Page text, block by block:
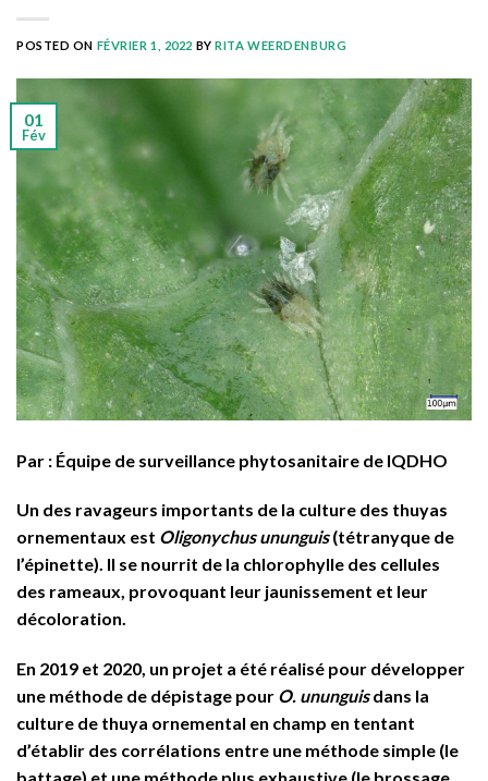
POSTED ON FÉVRIER 1, 2022 BYRITA WEERDENBURG
01
Fév
Par : Équipe de surveillance phytosanitaire de IQDHO
Un des ravageurs importants de la culture des thuyas
ornementaux est Oligonychus ununguis(tétranyque de
l’épinette). Il se nourrit de la chlorophylle des cellules
des rameaux, provoquant leur jaunissement et leur
décoloration.
En 2019 et 2020, un projet a été réalisé pour développer
une méthode de dépistage pour O. ununguisdans la
culture de thuya ornemental en champ en tentant
d’établir des corrélations entre une méthode simple (le